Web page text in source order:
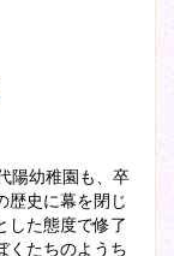
陽幼稚園も、卒
歴史に幕を閉じ
した態度で修了
くたちのようち